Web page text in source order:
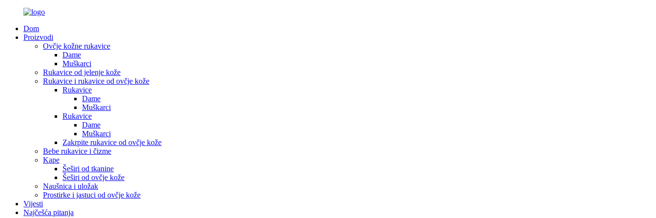
Dom
Proizvodi
Ovčje kožne rukavice
Dame
Muškarci
Rukavice od jelenje kože
Rukavice i rukavice od ovčje kože
Rukavice
Dame
Muškarci
Rukavice
Dame
Muškarci
Zakrpite rukavice od ovčje kože
Bebe rukavice i čizme
Kape
Šeširi od tkanine
Šeširi od ovčje kože
Naušnica i uložak
Prostirke i jastuci od ovčje kože
Vijesti
Najčešća pitanja